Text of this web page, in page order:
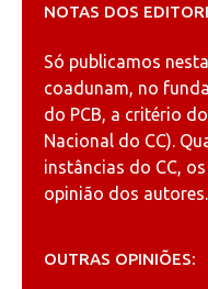
NOTAS DOS
Só publicamos
coadunam, no
do PCB, a critério
Nacional do CC).
instâncias do CC,
opinião dos autores.
OUTRAS OPINIÕES: